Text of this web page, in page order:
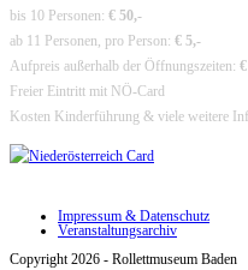
bis 10 Personen: € 50,-
ab 11 Personen, pro Person: € 5,-
Aufpreis außerhalb der Öffnungszeiten:
Freier Eintritt mit NÖ-Card
Kosten Kinderführung & viele weitere
Impressum & Datenschutz
Veranstaltungsarchiv
Copyright 2026 - Rollettmuseum Baden